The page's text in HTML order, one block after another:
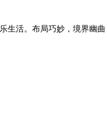
生活。布局巧妙，境界幽